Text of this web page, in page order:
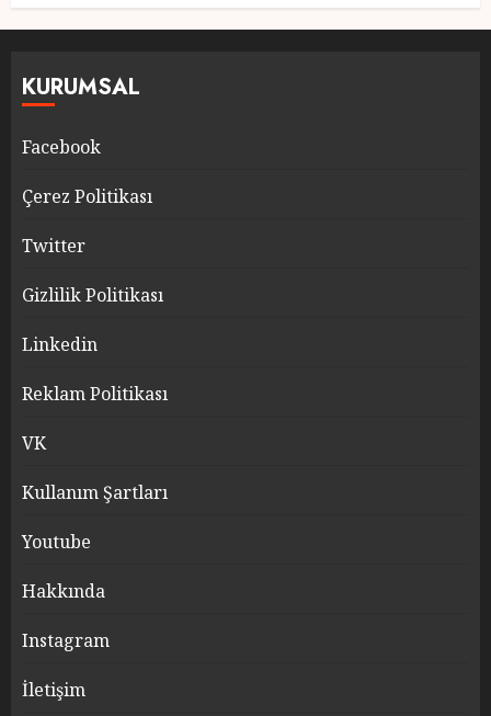
KURUMSAL
Facebook
Çerez Politikası
Twitter
Gizlilik Politikası
Linkedin
Reklam Politikası
VK
Kullanım Şartları
Youtube
Hakkında
Instagram
İletişim